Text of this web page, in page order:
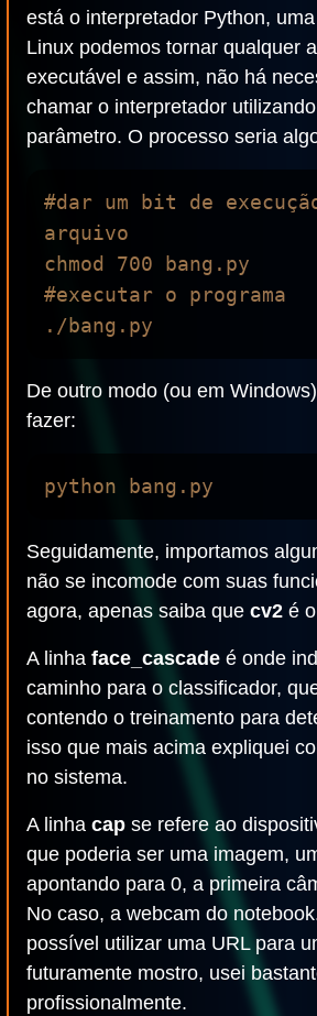
está o interpretador Python,
Linux podemos tornar qualquer
executável e assim, não há
chamar o interpretador
parâmetro. O processo seria
#dar um bit de
arquivo
chmod 700 bang.py
#executar o programa
De outro modo (ou em
fazer:
Seguidamente, importamos
não se incomode com suas
agora, apenas saiba que cv2 é
A linha face_cascade é onde
caminho para o classificador,
contendo o treinamento para
isso que mais acima expliquei
no sistema.
A linha cap se refere ao
que poderia ser uma imagem,
apontando para 0, a primeira
No caso, a webcam do
possível utilizar uma URL para
futuramente mostro, usei
profissionalmente.